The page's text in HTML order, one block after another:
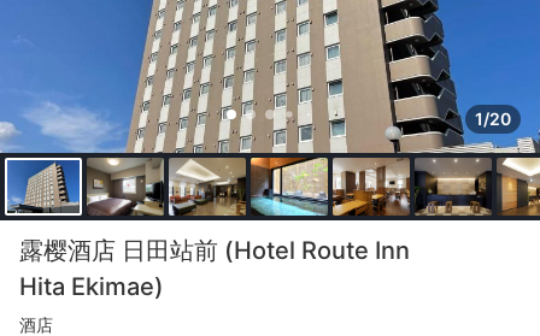
1/20
露樱酒店 日田站前 (Hotel Route Inn
Hita Ekimae)
酒店